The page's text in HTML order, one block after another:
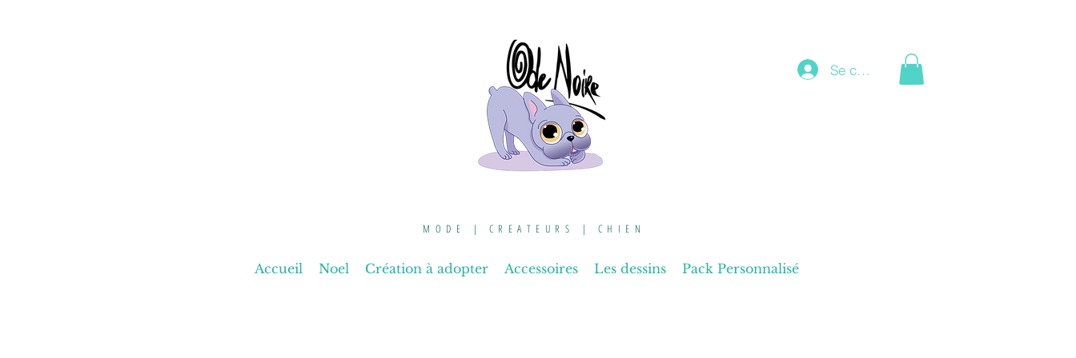
Se connecter
MODE | CREATEURS | CHIEN
Accueil Noel Création à adopter Accessoires Les dessins Pack Personnalisé